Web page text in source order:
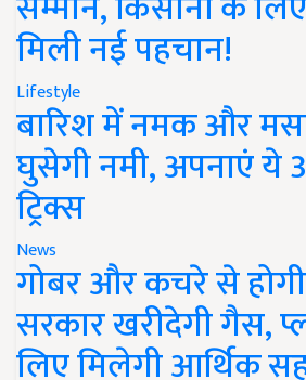
मिली नई पहचान!
Lifestyle
बारिश में नमक और
घुसेगी नमी, अपनाएं ये
ट्रिक्स
News
गोबर और कचरे से
सरकार खरीदेगी गैस,
लिए मिलेगी आर्थिक